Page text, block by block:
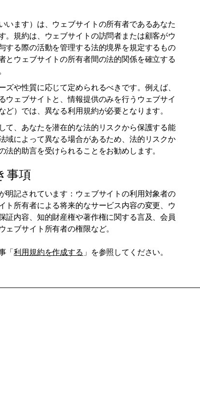
います）は、ウェブサイトの所有者であるあなた
。規約は、ウェブサイトの訪問者または顧客がウ
する際の活動を管理する法的境界を規定するもの
とウェブサイトの所有者間の法的関係を確立する
や性質に応じて定められるべきです。例えば、
ウェブサイトと、情報提供のみを行うウェブサイ
ど）では、異なる利用規約が必要となります。
て、あなたを潜在的な法的リスクから保護する能
域によって異なる場合があるため、法的リスクか
的助言を受けられることをお勧めします。
事項
明記されています：ウェブサイトの利用対象者の
ト所有者による将来的なサービス内容の変更、ウ
証内容、知的財産権や著作権に関する言及、会員
ェブサイト所有者の権限など。
「利用規約を作成する 」を参照してください。